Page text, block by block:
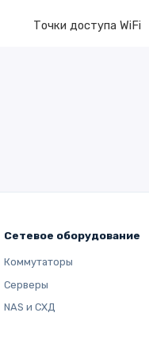
Точки доступа WiFi
Сетевое оборудование
Коммутаторы
Серверы
NAS и СХД